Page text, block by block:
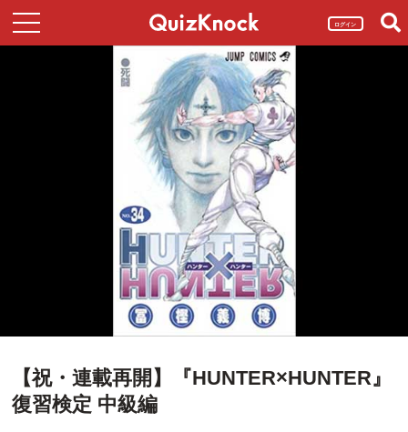
ログイン
【祝・連載再開】『HUNTER×HUNTER』
復習検定 中級編